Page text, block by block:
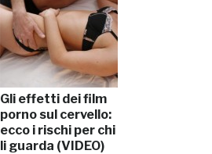
Gli effetti dei film
porno sul cervello:
ecco i rischi per chi
li guarda (VIDEO)